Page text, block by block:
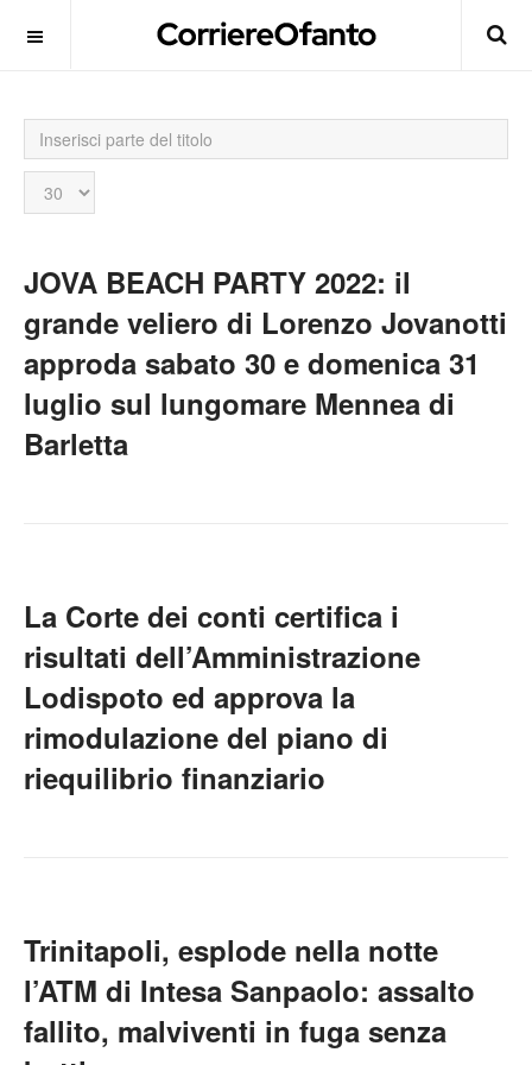
Inserisci
parte
del
titolo
Visualizza
n.
JOVA BEACH PARTY 2022: il
grande veliero di Lorenzo Jovanotti
approda sabato 30 e domenica 31
luglio sul lungomare Mennea di
Barletta
La Corte dei conti certifica i
risultati dell’Amministrazione
Lodispoto ed approva la
rimodulazione del piano di
riequilibrio finanziario
Trinitapoli, esplode nella notte
l’ATM di Intesa Sanpaolo: assalto
fallito, malviventi in fuga senza